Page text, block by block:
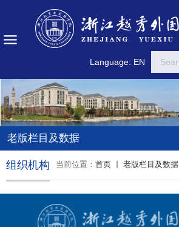
Language: EN
老版栏目及数据
当前位置： 首页 老版栏目及数据
组织机构